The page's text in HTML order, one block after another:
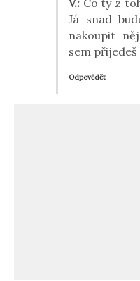
V.: Co ty z
Já snad
nakoupit
sem přijedeš
Odpovědět